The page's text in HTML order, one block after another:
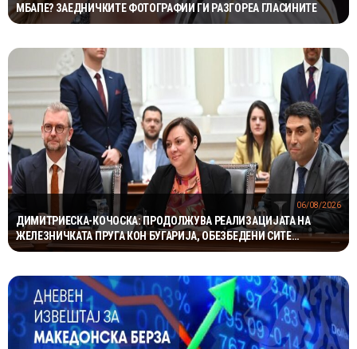
МБАПЕ? ЗАЕДНИЧКИТЕ ФОТОГРАФИИ ГИ РАЗГОРЕА ГЛАСИНИТЕ
ДИМИТРИЕСКА-КОЧОСКА: ПРОДОЛЖУВА РЕАЛИЗАЦИЈАТА НА
ЖЕЛЕЗНИЧКАТА ПРУГА КОН БУГАРИЈА, ОБЕЗБЕДЕНИ СИТЕ
ПРЕДУСЛОВИ
06/08/2026